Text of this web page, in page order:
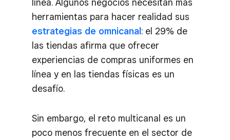
línea. Algunos negocios necesitan más
herramientas para hacer realidad sus
estrategias de omnicanal: el 29% de
las tiendas afirma que ofrecer
experiencias de compras uniformes en
línea y en las tiendas físicas es un
desafío.
Sin embargo, el reto multicanal es un
poco menos frecuente en el sector de